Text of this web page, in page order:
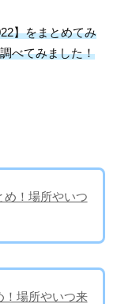
】をまとめてみ
べてみました！
め！場所やいつ
！場所やいつ来